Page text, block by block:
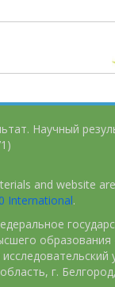
Научный
and website
International.
образования
г.